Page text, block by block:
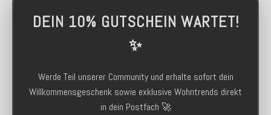
DEIN 10% GUTSCHEIN WARTET!
✨
Werde Teil unserer Community und erhalte sofort dein
Willkommensgeschenk sowie exklusive Wohntrends direkt
in dein Postfach 🚀